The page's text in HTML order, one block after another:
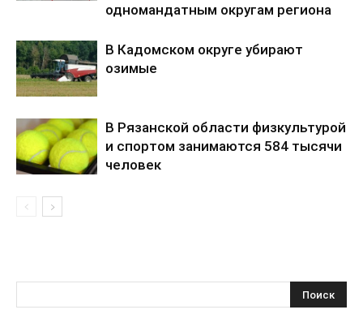
одномандатным округам региона
В Кадомском округе убирают
озимые
В Рязанской области физкультурой
и спортом занимаются 584 тысячи
человек